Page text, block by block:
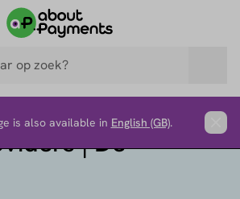
is also available in English (GB).
| De